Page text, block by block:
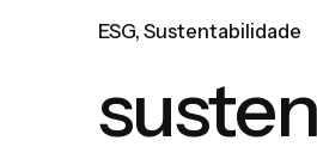
ESG Sustentabilidade